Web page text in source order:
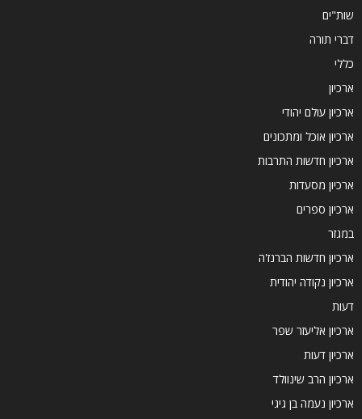
שות"ים
דברי תורה
כללי
ארכיון
ארכיון עולם יהודי
ארכיון אוכל ומתכונים
ארכיון חדשות התרבות
ארכיון מסעדות
ארכיון ספרים
במגזר
ארכיון חדשות הברנז'ה
ארכיון נקודה יהודית
דעות
ארכיון אליעזר שפר
ארכיון דעות
ארכיון הרב שינוולד
ארכיון נעמה בן גיגי